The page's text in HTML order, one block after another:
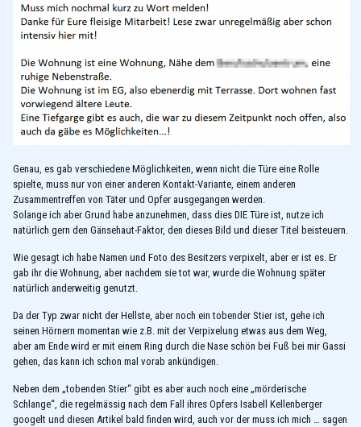
Genau, es gab verschiedene Möglichkeiten, wenn nicht die Türe eine Rolle
spielte, muss nur von einer anderen Kontakt-Variante, einem anderen
Zusammentreffen von Täter und Opfer ausgegangen werden.
Solange ich aber Grund habe anzunehmen, dass dies DIE Türe ist, nutze ich
natürlich gern den Gänsehaut-Faktor, den dieses Bild und dieser Titel beisteuern.
Wie gesagt ich habe Namen und Foto des Besitzers verpixelt, aber er ist es. Er
gab ihr die Wohnung, aber nachdem sie tot war, wurde die Wohnung später
natürlich anderweitig genutzt.
Da der Typ zwar nicht der Hellste, aber noch ein tobender Stier ist, gehe ich
seinen Hörnern momentan wie z.B. mit der Verpixelung etwas aus dem Weg,
aber am Ende wird er mit einem Ring durch die Nase schön bei Fuß bei mir Gassi
gehen, das kann ich schon mal vorab ankündigen.
Neben dem „tobenden Stier“ gibt es aber auch noch eine „mörderische
Schlange“, die regelmässig nach dem Fall ihres Opfers Isabell Kellenberger
googelt und diesen Artikel bald finden wird, auch vor der muss ich mich … sagen